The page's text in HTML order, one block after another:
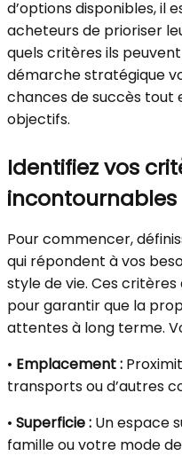
d’options disponibles, il
acheteurs de prioriser
quels critères ils
démarche stratégique
chances de succès tout
objectifs.
Identifiez vos
incontournables
Pour commencer,
qui répondent à vos
style de vie. Ces
pour garantir que la
attentes à long terme.
• Emplacement :
transports ou d’autres
• Superficie : Un espace
famille ou votre mode